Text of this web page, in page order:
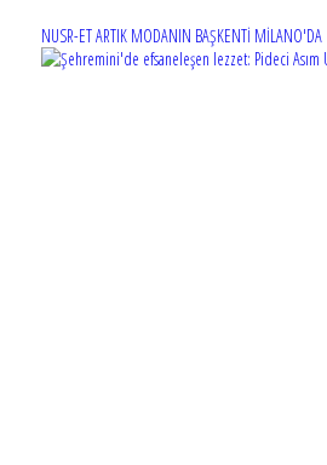
NUSR-ET ARTIK MODANIN BAŞKENTİ MİLANO'DA